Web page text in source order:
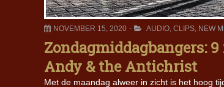
NOVEMBER 15, 2020 AUDIO, CLIPS, NEW
Zondagmiddagbangers:
Andy & the Antichrist
Met de maandag alweer in zicht is het hoog